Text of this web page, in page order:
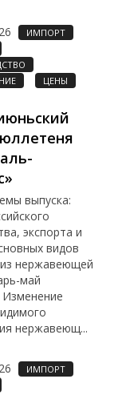
ИМПОРТ
ЦЕНЫ
выпуска:
экспорта и
видов
нержавеющей
май
нержавеющ...
ИМПОРТ